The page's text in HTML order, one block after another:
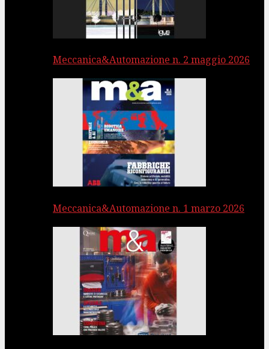
Meccanica&Automazione n. 2 maggio 2026
Meccanica&Automazione n. 1 marzo 2026